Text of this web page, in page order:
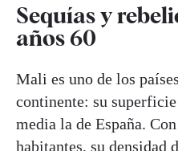
Sequías y
años 60
Mali es uno de los
continente: su
media la de España.
habitantes, su densidad